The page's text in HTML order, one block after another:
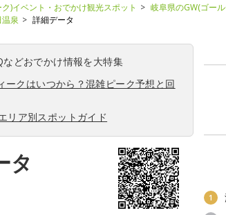
)イベント・おでかけ観光スポット
岐阜県のGW(ゴー
泉 詳細データ
などおでかけ情報を大特集
ークはいつから？混雑ピーク予想と回
リア別スポットガイド
タ
1